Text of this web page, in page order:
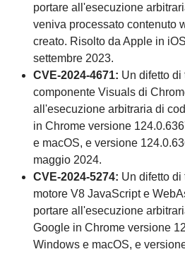
portare all'esecuzione
veniva processato contenuto
creato. Risolto da Apple in
settembre 2023.
CVE-2024-4671: Un difetto di
componente Visuals di
all'esecuzione arbitraria di
in Chrome versione
e macOS, e versione
maggio 2024.
CVE-2024-5274: Un difetto di
motore V8 JavaScript e
portare all'esecuzione
Google in Chrome versione
Windows e macOS, e